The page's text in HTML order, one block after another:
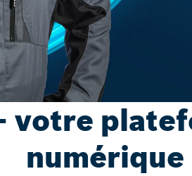
votre
numérique